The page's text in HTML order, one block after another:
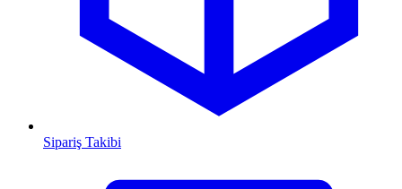
Sipariş Takibi